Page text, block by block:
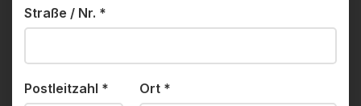
Straße / Nr. *
Postleitzahl * Ort *